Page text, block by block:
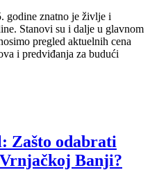
godine znatno je življe i
Stanovi su i dalje u glavnom
pregled aktuelnih cena
i predviđanja za budući
Zašto odabrati
Vrnjačkoj Banji?